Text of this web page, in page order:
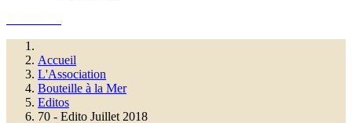
Accueil
L'Association
Bouteille à la Mer
Editos
70 - Edito Juillet 2018